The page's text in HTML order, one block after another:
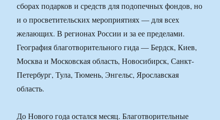
сборах подарков и средств для подопечных фондов, но
и о просветительских мероприятиях — для всех
желающих. В регионах России и за ее пределами.
География благотворительного гида — Бердск, Киев,
Москва и Московская область, Новосибирск, Санкт-
Петербург, Тула, Тюмень, Энгельс, Ярославская
область.
До Нового года остался месяц. Благотворительные